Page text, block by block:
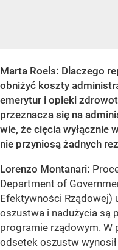
Marta Roels: Dlaczego
obniżyć koszty
emerytur i opieki
przeznacza się na
wie, że cięcia wyłącznie
nie przyniosą żadnych
Lorenzo Montanari:
Department of
Efektywności Rządowej)
oszustwa i nadużycia są
programie rządowym. W
odsetek oszustw